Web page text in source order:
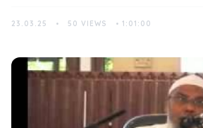
23.03.25 • 50 VIEWS • 1:01:00